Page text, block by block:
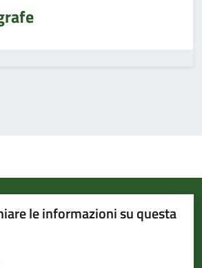
le informazioni su questa